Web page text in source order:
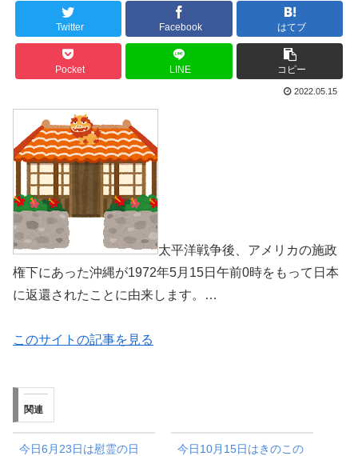
Twitter Facebook はてブ
Pocket LINE コピー
2022.05.15
太平洋戦争後、アメリカの施政
権下にあった沖縄が1972年5月15日午前0時をもって日本
に返還されたことに由来します。…
このサイトの記事を見る
関連
今日6月23日は慰霊の日
今日10月15日はきのこの